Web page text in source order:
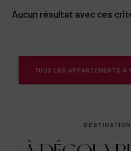
Aucun résultat avec ces
TOUS LES APPARTEMENTS À